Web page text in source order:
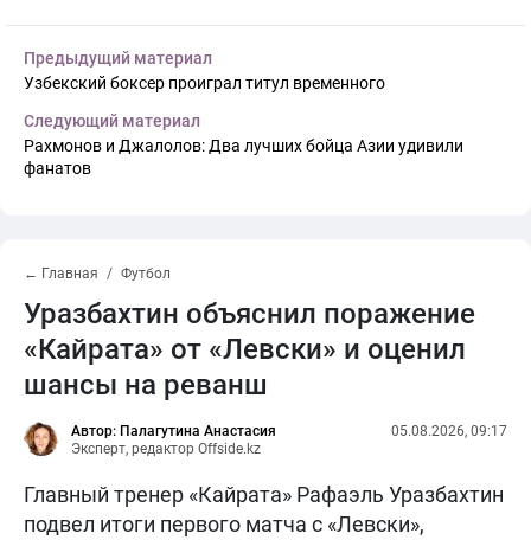
Предыдущий материал
Узбекский боксер проиграл титул временного
Следующий материал
Рахмонов и Джалолов: Два лучших бойца Азии удивили
фанатов
← Главная Футбол
Уразбахтин объяснил поражение
«Кайрата» от «Левски» и оценил
шансы на реванш
Автор: Палагутина Анастасия
Эксперт, редактор Offside.kz
05.08.2026, 09:17
Главный тренер «Кайрата» Рафаэль Уразбахтин
подвел итоги первого матча с «Левски»,